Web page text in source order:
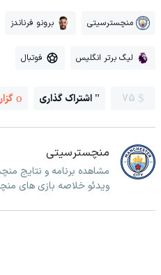
منچسترسیتی برونو فرناندز
لیگ برتر انگلیس فوتبال
75 اشتراک گذاری
منچسترسیتی
مشاهده برنامه و نتایج
ویدئو خلاصه بازی های